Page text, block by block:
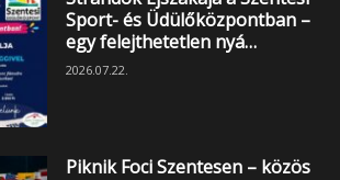
Sport- és Üdülőközpontban –
egy felejthetetlen nyá…
2026.07.22.
Piknik Foci Szentesen – közös